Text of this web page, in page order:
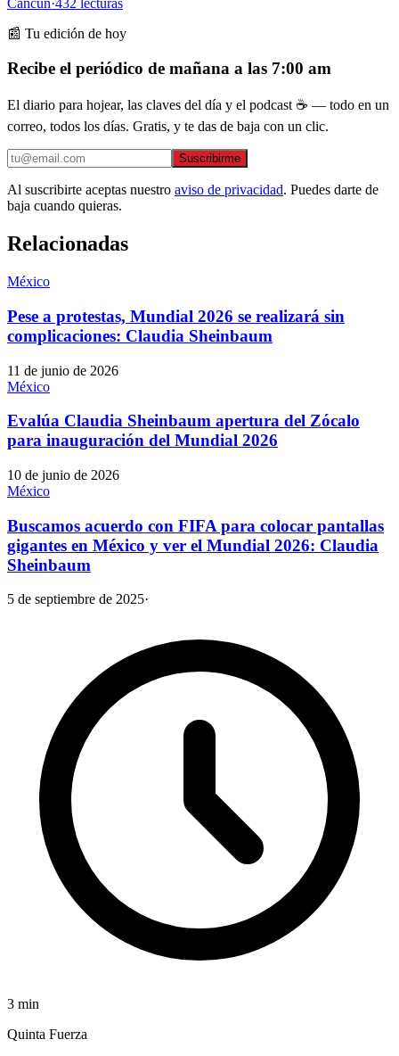
📰 Tu edición de hoy
Recibe el periódico de mañana a las 7:00 am
El diario para hojear, las claves del día y el podcast ☕ — todo en un
correo, todos los días. Gratis, y te das de baja con un clic.
Suscribirme
Al suscribirte aceptas nuestro aviso de privacidad. Puedes darte de
baja cuando quieras.
Relacionadas
México
Pese a protestas, Mundial 2026 se realizará sin
complicaciones: Claudia Sheinbaum
11 de junio de 2026
México
Evalúa Claudia Sheinbaum apertura del Zócalo
para inauguración del Mundial 2026
10 de junio de 2026
México
Buscamos acuerdo con FIFA para colocar pantallas
gigantes en México y ver el Mundial 2026: Claudia
Sheinbaum
5 de septiembre de 2025·
3 min
Quinta Fuerza